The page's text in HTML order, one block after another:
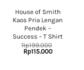
House of Smith
Kaos Pria Lengan
Pendek –
Success – T Shirt
Rp199.000
Original
price
Rp115.000Current